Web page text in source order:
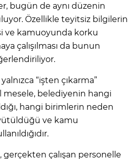
bugün de aynı düzenin
Özellikle teyitsiz bilgilerin
ve kamuoyunda korku
çalışılması da bunun
“işten çıkarma”
mesele, belediyenin hangi
hangi birimlerin neden
ve kamu
gerçekten çalışan personelle